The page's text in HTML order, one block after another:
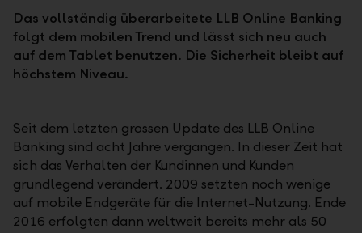
Das vollständig überarbeitete LLB Online Banking
folgt dem mobilen Trend und lässt sich neu auch
auf dem Tablet benutzen. Die Sicherheit bleibt auf
höchstem Niveau.
Seit dem letzten grossen Update des LLB Online
Banking sind acht Jahre vergangen. In dieser Zeit hat
sich das Verhalten der Kundinnen und Kunden
grundlegend verändert. 2009 setzten noch wenige
auf mobile Endgeräte für die Internet-Nutzung. Ende
2016 erfolgten dann weltweit bereits mehr als 50